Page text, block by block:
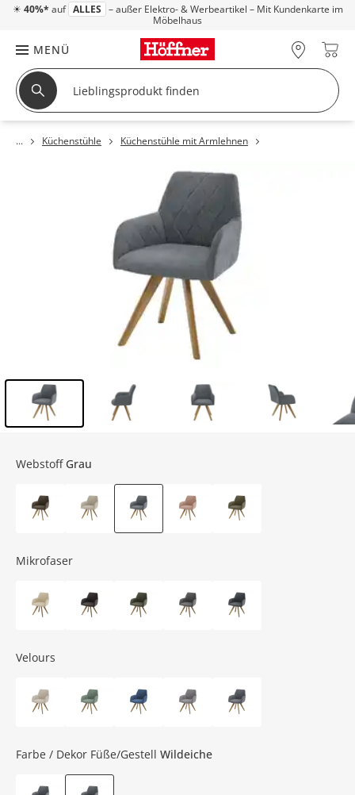
☀ 40%* auf ALLES – außer Elektro- & Werbeartikel – Mit Kundenkarte im
Möbelhaus
MENÜ
Küchenstühle Küchenstühle mit Armlehnen
Webstoff Grau
Mikrofaser
Velours
Farbe / Dekor Füße/Gestell Wildeiche